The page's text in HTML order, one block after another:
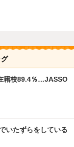
籍校89.4％…JASSO
いたずらをしている